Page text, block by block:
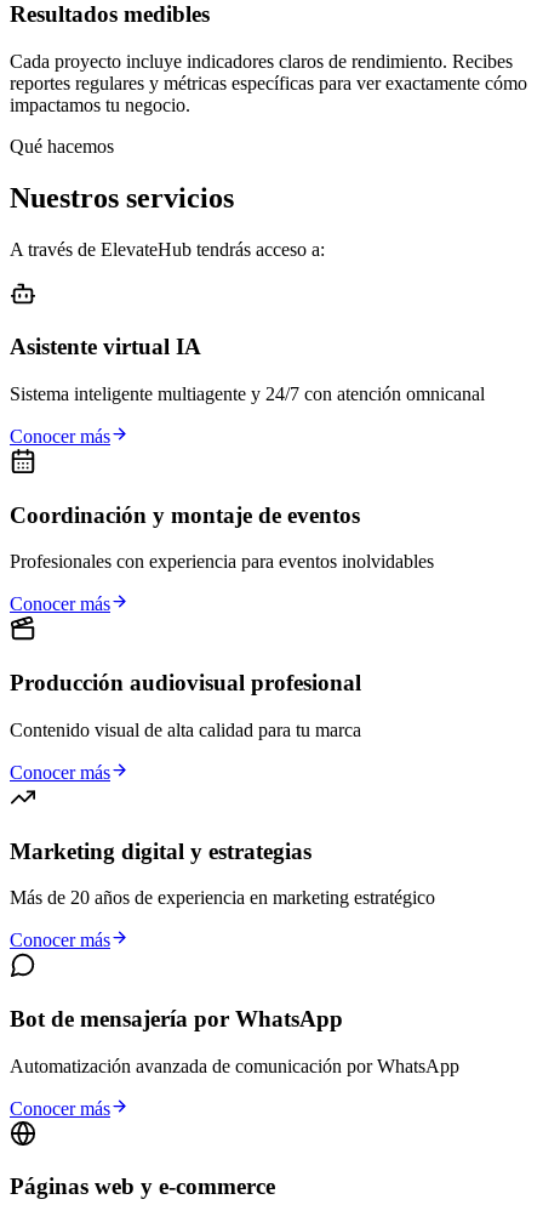
Resultados medibles
Cada proyecto incluye indicadores claros de rendimiento. Recibes
reportes regulares y métricas específicas para ver exactamente cómo
impactamos tu negocio.
Qué hacemos
Nuestros servicios
A través de ElevateHub tendrás acceso a:
Asistente virtual IA
Sistema inteligente multiagente y 24/7 con atención omnicanal
Conocer más
Coordinación y montaje de eventos
Profesionales con experiencia para eventos inolvidables
Conocer más
Producción audiovisual profesional
Contenido visual de alta calidad para tu marca
Conocer más
Marketing digital y estrategias
Más de 20 años de experiencia en marketing estratégico
Conocer más
Bot de mensajería por WhatsApp
Automatización avanzada de comunicación por WhatsApp
Conocer más
Páginas web y e-commerce